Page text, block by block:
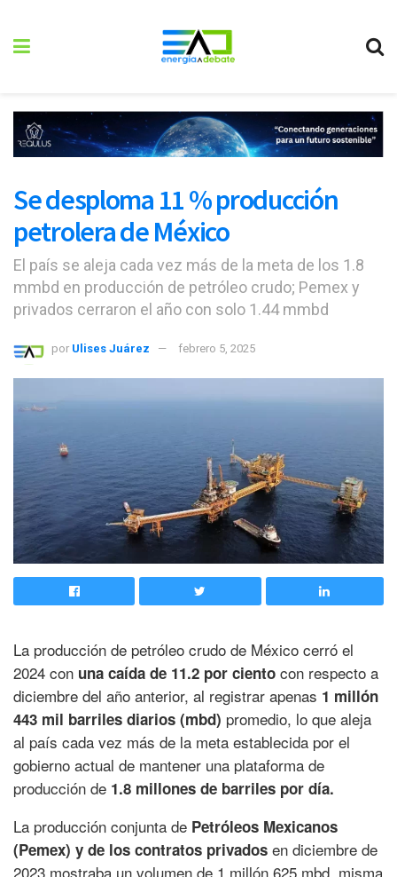
Se desploma 11 % producción
petrolera de México
El país se aleja cada vez más de la meta de los 1.8
mmbd en producción de petróleo crudo; Pemex y
privados cerraron el año con solo 1.44 mmbd
por Ulises Juárez febrero 5, 2025
La producción de petróleo crudo de México cerró el
2024 con una caída de 11.2 por ciento con respecto a
diciembre del año anterior, al registrar apenas 1 millón
443 mil barriles diarios (mbd) promedio, lo que aleja
al país cada vez más de la meta establecida por el
gobierno actual de mantener una plataforma de
producción de 1.8 millones de barriles por día.
La producción conjunta de Petróleos Mexicanos
(Pemex) y de los contratos privados en diciembre de
2023 mostraba un volumen de 1 millón 625 mbd, misma